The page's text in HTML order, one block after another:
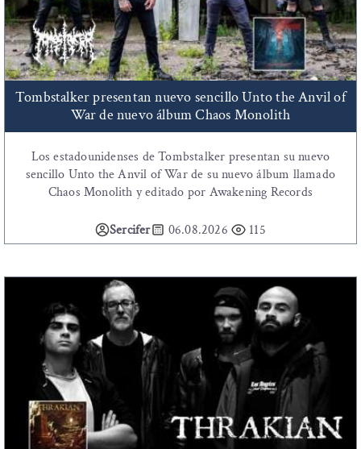
Tombstalker presentan nuevo sencillo Unto the Anvil of
War de nuevo álbum Chaos Monolith
Los estadounidenses de Tombstalker presentan su nuevo
sencillo Unto the Anvil of War de su nuevo álbum llamado
Chaos Monolith y editado por Awakening Records
Sercifer 06.08.2026 115